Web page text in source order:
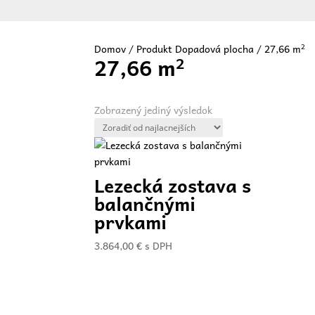
Domov / Produkt Dopadová plocha / 27,66 m²
27,66 m²
Zobrazený jediný výsledok
Lezecká zostava s
balančnými
prvkami
3.864,00€ s DPH